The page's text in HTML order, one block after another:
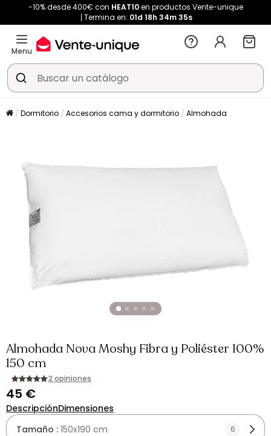
-10% desde 400€ con HEAT10en productos Vente-unique
Termina en: 01d 18h 34m35s
Menu
Dormitorio Accesorios cama y dormitorio Almohada
Almohada Nova Moshy Fibra y Poliéster 100%
150 cm
2 opiniones
45 €
DescripciónDimensiones
Tamaño : 150x190 cm 6